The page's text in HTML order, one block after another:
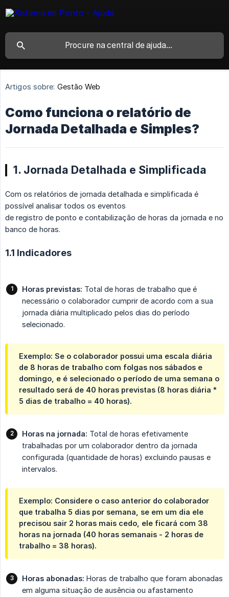
Artigos sobre: Gestão Web
Como funciona o relatório de
Jornada Detalhada e Simples?
1. Jornada Detalhada e Simplificada
Com os relatórios de jornada detalhada e simplificada é
possível analisar todos os eventos
de registro de ponto e contabilização de horas da jornada e no
banco de horas.
1.1 Indicadores
Horas previstas: Total de horas de trabalho que é
necessário o colaborador cumprir de acordo com a sua
jornada diária multiplicado pelos dias do período
selecionado.
Exemplo: Se o colaborador possui uma escala diária
de 8 horas de trabalho com folgas nos sábados e
domingo, e é selecionado o período de uma semana o
resultado será de 40 horas previstas (8 horas diária *
5 dias de trabalho = 40 horas).
Horas na jornada: Total de horas efetivamente
trabalhadas por um colaborador dentro da jornada
configurada (quantidade de horas) excluindo pausas e
intervalos.
Exemplo: Considere o caso anterior do colaborador
que trabalha 5 dias por semana, se em um dia ele
precisou sair 2 horas mais cedo, ele ficará com 38
horas na jornada (40 horas semanais - 2 horas de
trabalho = 38 horas).
Horas abonadas: Horas de trabalho que foram abonadas
em alguma situação de ausência ou afastamento